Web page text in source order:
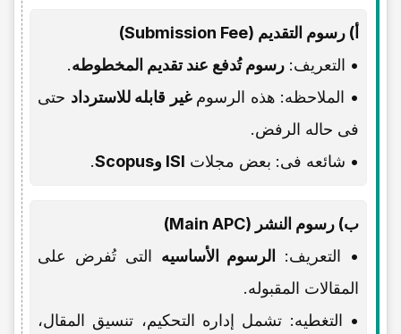
أ) رسوم التقدیم (Submission Fee)
• التعریف: رسوم تُدفع عند تقدیم المخطوطه.
• الملاحظه: هذه الرسومغیر قابله للاسترداد حتى
فی حاله الرفض.
• شائعه فی: بعض مجلات ISI وScopus .
ب) رسوم النشر (Main APC)
• التعریف:
الرسوم الأساسیه التی تُفرض على
المقالات المقبوله.
• التغطیه: تشمل إداره التحکیم، تنسیق المقال،